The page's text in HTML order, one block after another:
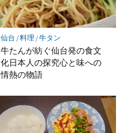
仙台 /料理 /牛タン
牛たんが紡ぐ仙台発の食文
化日本人の探究心と味への
情熱の物語